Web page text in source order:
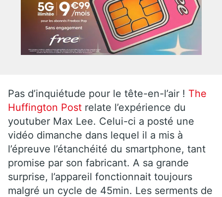
Pas d’inquiétude pour le tête-en-l’air ! The
Huffington Post relate l’expérience du
youtuber Max Lee. Celui-ci a posté une
vidéo dimanche dans lequel il a mis à
l’épreuve l’étanchéité du smartphone, tant
promise par son fabricant. A sa grande
surprise, l’appareil fonctionnait toujours
malgré un cycle de 45min. Les serments de